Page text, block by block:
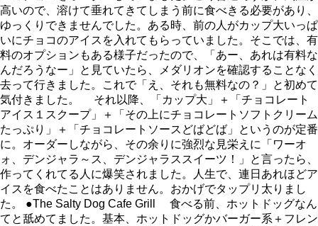
高いので、溶けて垂れてきてしまう前に食べきる必要があり、
ゆっくりできませんでした。ある時、前の人がカップ大いっぱ
いにチョコのアイスを入れてもらっていました。そこでは、有
料のオプションもある様子だったので、「あー、あれは有料な
んだろうなー」と見ていたら、メダリオンを確認することなく
去って行きました。これで「え、それも無料なの？」と初めて
気付きました。 それ以降、「カップ大」＋「チョコレート
アイス１スクープ」＋「その上にチョコレートソフトクリーム
たっぷり」＋「チョコレートソースどばどば」というのが定番
に。オーダーしながら、その余りに強烈な見栄えに「ワーオ
ォ、デンジャラ～ス、デンジャラススイーツ！」と言ったら、
作ってくれてる人に爆笑されました。人生で、連日あれほどア
イスを食べたことはありません。おかげでタップリ太りまし
た。 ●The Salty Dog Cafe Grill 食べる前、ホットドッグなん
てと舐めてました。基本、ホットドッグかバーガー系＋フレン